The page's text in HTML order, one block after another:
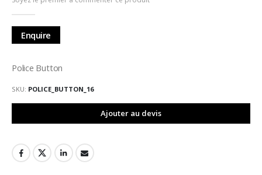
la
Galerie
d’images
Enquire
Police Button
SKU POLICE_BUTTON_16
Ajouter au devis